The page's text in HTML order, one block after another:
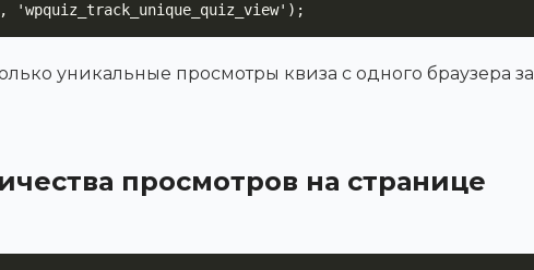
'wpquiz_track_unique_quiz_view');
уникальные просмотры квиза с одного браузера за
просмотров на странице